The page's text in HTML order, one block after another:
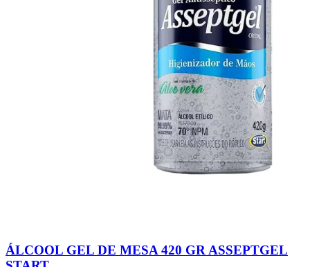
ÁLCOOL GEL DE MESA 420 GR ASSEPTGEL